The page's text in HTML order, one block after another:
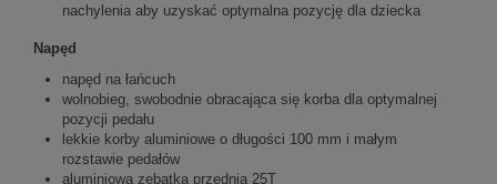
nachylenia aby uzyskać optymalna pozycję dla dziecka
Napęd
napęd na łańcuch
wolnobieg, swobodnie obracająca się korba dla optymalnej
pozycji pedału
lekkie korby aluminiowe o długości 100 mm i małym
rozstawie pedałów
aluminiowa zębatka przednia 25T